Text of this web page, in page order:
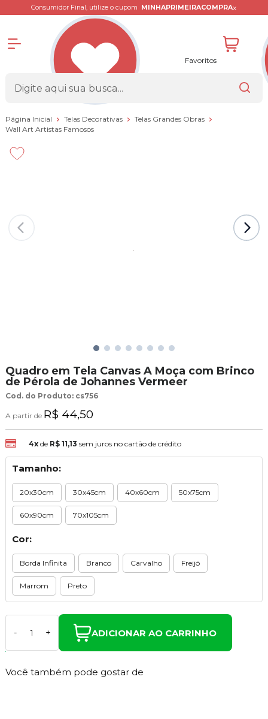
Consumidor Final, utilize o cupom MINHAPRIMEIRACOMPRAx
Favoritos
Página Inicial Telas Decorativas
Telas Grandes Obras
Wall Art Artistas Famosos
Quadro em Tela Canvas A Moça com Brinco
de Pérola de Johannes Vermeer
Cod. do Produto: cs756
A partir de R$ 44,50
4xde R$ 11,13 sem juros no cartão de crédito
Tamanho:
20x30cm 30x45cm 40x60cm 50x75cm
60x90cm 70x105cm
Cor:
Borda Infinita Branco Carvalho Freijó
Marrom Preto
- + ADICIONAR AO CARRINHO
Você também pode gostar de